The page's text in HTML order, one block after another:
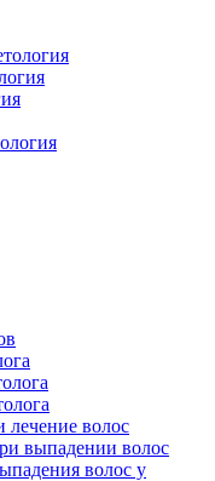
лечение волос
выпадении волос
волос у